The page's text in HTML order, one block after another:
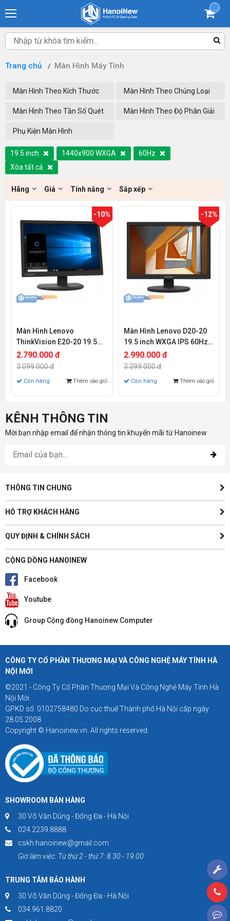
Trang chủ Màn Hình Máy Tính
Màn Hình Theo Kích Thước Màn Hình Theo Chủng Loại
Màn Hình Theo Tần Số Quét Màn Hình Theo Độ Phân Giải
Phụ Kiện Màn Hình
19.5 inch 1440x900 WXGA
60Hz
Xóa tất cả
Hãng Giá Tính năng Sắp xếp
-10%
Màn Hình Lenovo
ThinkVision E20-20 19.5
inch WXGA IPS 60Hz 4ms
2.790.000 đ
3.099.000 đ
Còn hàng Thêm vào giỏ
-12%
Màn Hình Lenovo D20-20
19.5 inch WXGA IPS 60Hz
4ms
2.990.000 đ
3.399.000 đ
Còn hàng Thêm vào giỏ
KÊNH THÔNG TIN
Mời bạn nhập email để nhận thông tin khuyến mãi từ Hanoinew
THÔNG TIN CHUNG
HỖ TRỢ KHÁCH HÀNG
QUY ĐỊNH & CHÍNH SÁCH
CỘNG DỒNG HANOINEW
Facebook
Youtube
Group Cộng đồng Hanoinew Computer
CÔNG TY CỔ PHẦN THƯƠNG MẠI VÀ CÔNG NGHỆ MÁY TÍNH HÀ
NỘI MỚI
©2021 - Công Ty Cổ Phần Thương Mại Và Công Nghệ Máy Tính Hà
Nội Mới
GPKD số: 0102758480 Do cục thuế Thành phố Hà Nội cấp ngày
28.05.2008
Copyright © Hanoinew.vn. All rights reserved.
SHOWROOM BÁN HÀNG
30 Võ Văn Dũng - Đống Đa - Hà Nội
024.2239.8888
cskh.hanoinew@gmail.com
Giờ làm việc: Từ thứ 2 - thứ 7: 8.30 - 19.00
TRUNG TÂM BẢO HÀNH
30 Võ Văn Dũng - Đống Đa - Hà Nội
034.961.8820